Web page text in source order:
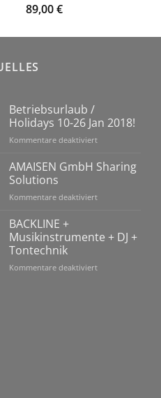
89,00€
Betriebsurlaub /
Holidays 10-26 Jan 2018!
Kommentare deaktiviertfür
/
26
AMAISEN GmbH Sharing
Solutions
Kommentare deaktiviertfür
Sharing
Solutions
BACKLINE +
Musikinstrumente + DJ +
Tontechnik
Kommentare deaktiviertfür